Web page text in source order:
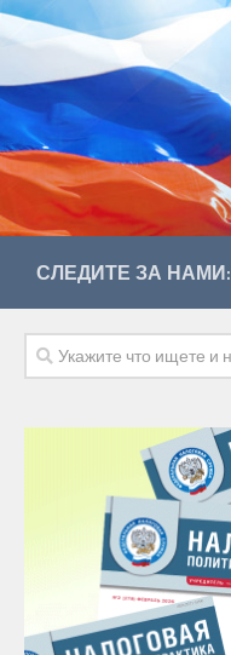
СЛЕДИТЕ ЗА НАМИ: